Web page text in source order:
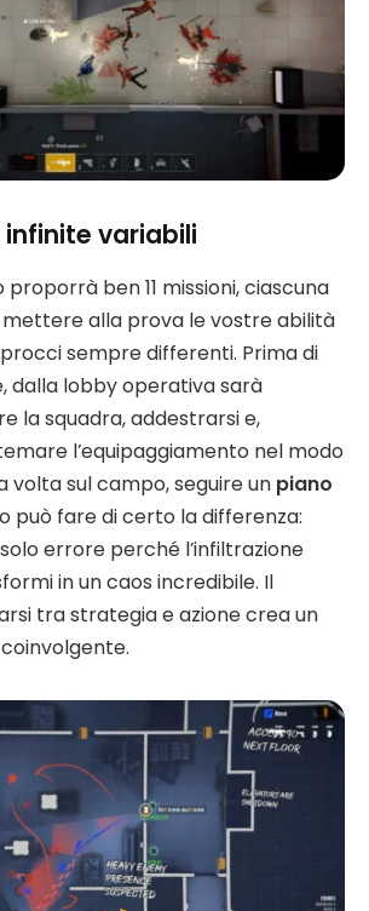
infinite variabili
proporrà ben 11 missioni, ciascuna
alla prova le vostre abilità
sempre differenti. Prima di
dalla lobby operativa sarà
la squadra, addestrarsi e,
l’equipaggiamento nel modo
volta sul campo, seguire un piano
può fare di certo la differenza:
errore perché l’infiltrazione
in un caos incredibile. Il
tra strategia e azione crea un